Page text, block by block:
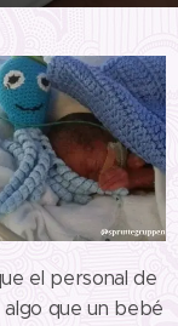
el personal de
algo que un bebé